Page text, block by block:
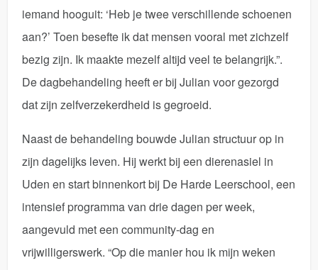
iemand hooguit: ‘Heb je twee verschillende schoenen
aan?’ Toen besefte ik dat mensen vooral met zichzelf
bezig zijn. Ik maakte mezelf altijd veel te belangrijk.”.
De dagbehandeling heeft er bij Julian voor gezorgd
dat zijn zelfverzekerdheid is gegroeid.
Naast de behandeling bouwde Julian structuur op in
zijn dagelijks leven. Hij werkt bij een dierenasiel in
Uden en start binnenkort bij De Harde Leerschool, een
intensief programma van drie dagen per week,
aangevuld met een community-dag en
vrijwilligerswerk. “Op die manier hou ik mijn weken